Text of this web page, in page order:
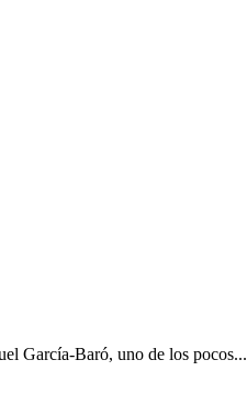
García-Baró, uno de los pocos...